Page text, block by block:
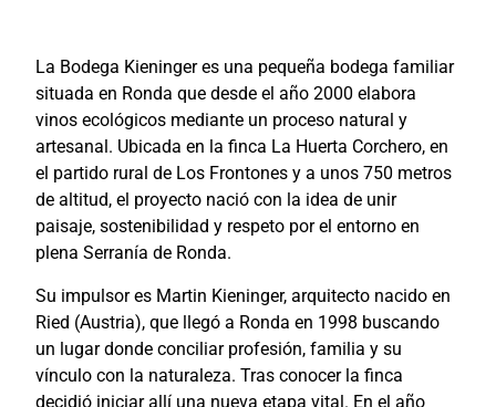
La Bodega Kieningeres una pequeña bodega familiar
situada en Ronda que desde el año 2000 elabora
vinos ecológicos mediante un proceso natural y
artesanal. Ubicada en la finca La Huerta Corchero, en
el partido rural de Los Frontones y a unos 750 metros
de altitud, el proyecto nació con la idea de unir
paisaje, sostenibilidad y respeto por el entorno en
plena Serranía de Ronda.
Su impulsor es Martin Kieninger, arquitecto nacido en
Ried (Austria), que llegó a Ronda en 1998 buscando
un lugar donde conciliar profesión, familia y su
vínculo con la naturaleza. Tras conocer la finca
decidió iniciar allí una nueva etapa vital. En el año